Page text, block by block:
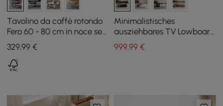
Tavolino da caffè rotondo
Fero 60 - 80 cm in noce set
di 2 tavolini impilabili
329,99 €
Minimalistisches
ausziehbares TV Lowboard
& Couchtisch Set Quoint
999,99€